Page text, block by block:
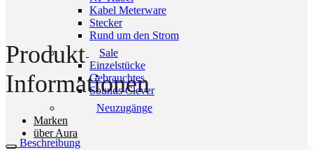
Kabel Meterware
Stecker
Rund um den Strom
Sale
Einzelstücke
Gebrauchtes
Sounds Clever
Neuzugänge
Marken
über Aura
Produkt
Informationen
Beschreibung